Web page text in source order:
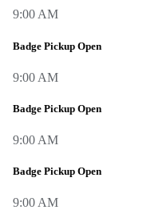
9:00 AM
Badge Pickup Open
9:00 AM
Badge Pickup Open
9:00 AM
Badge Pickup Open
9:00 AM